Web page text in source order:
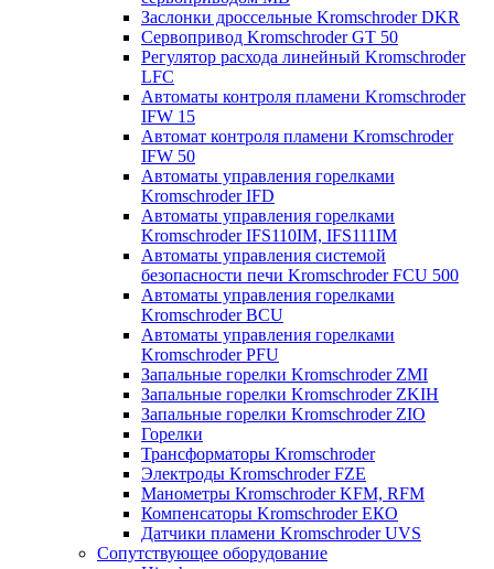
Заслонки дроссельные Kromschroder DKR
Cервопривод Kromschroder GT 50
Регулятор расхода линейный Kromschroder
LFC
Автоматы контроля пламени Kromschroder
IFW 15
Автомат контроля пламени Kromschroder
IFW 50
Автоматы управления горелками
Kromschroder IFD
Автоматы управления горелками
Kromschroder IFS110IM, IFS111IM
Автоматы управления системой
безопасности печи Kromschroder FCU 500
Автоматы управления горелками
Kromschroder BCU
Автоматы управления горелками
Kromschroder PFU
Запальные горелки Kromschroder ZМI
Запальные горелки Kromschroder ZKIH
Запальные горелки Kromschroder ZIO
Горелки
Трансформаторы Kromschroder
Электроды Kromschroder FZE
Манометры Kromschroder KFM, RFM
Компенсаторы Kromschroder ЕКО
Датчики пламени Kromschroder UVS
Сопутствующее оборудование